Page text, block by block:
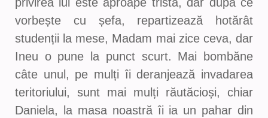
vorbește cu șefa, repartizează hotărât
studenții la mese, Madam mai zice ceva, dar
Ineu o pune la punct scurt. Mai bombăne
câte unul, pe mulți îi deranjează invadarea
teritoriului, sunt mai mulți răutăcioși, chiar
Daniela, la masa noastră îi ia un pahar din